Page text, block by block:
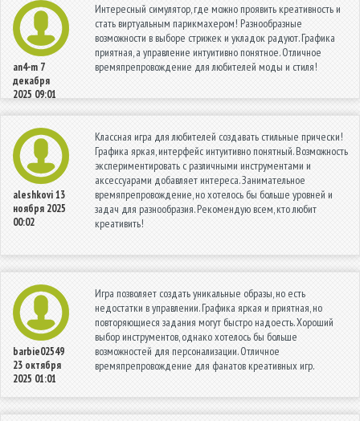
an4-m 7
декабря
2025 09:01
Интересный симулятор, где можно проявить креативность и
стать виртуальным парикмахером! Разнообразные
возможности в выборе стрижек и укладок радуют. Графика
приятная, а управление интуитивно понятное. Отличное
времяпрепровождение для любителей моды и стиля!
aleshkovi13
ноября 2025
00:02
Классная игра для любителей создавать стильные прически!
Графика яркая, интерфейс интуитивно понятный. Возможность
экспериментировать с различными инструментами и
аксессуарами добавляет интереса. Занимательное
времяпрепровождение, но хотелось бы больше уровней и
задач для разнообразия. Рекомендую всем, кто любит
креативить!
barbie02549
23 октября
2025 01:01
Игра позволяет создать уникальные образы, но есть
недостатки в управлении. Графика яркая и приятная, но
повторяющиеся задания могут быстро надоесть. Хороший
выбор инструментов, однако хотелось бы больше
возможностей для персонализации. Отличное
времяпрепровождение для фанатов креативных игр.